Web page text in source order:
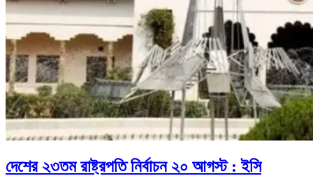
দেশের ২৩তম রাষ্ট্রপতি নির্বাচন ২০ আগস্ট : ইসি